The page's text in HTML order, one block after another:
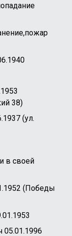
38)
(ул.
в своей
(Победы